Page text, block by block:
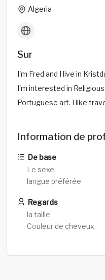
Algeria
Sur
I'm Fred and I live in
I'm interested in
Portuguese art. I like
Information de
De base
Le sexe
langue préférée
Regards
la taille
Couleur de cheveux